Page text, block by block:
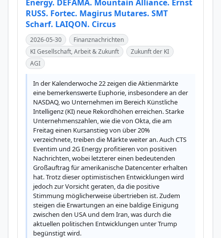
Energy. DEFAMA. Mountain Alliance. Ernst
RUSS. Fortec. Magirus Mutares. SMT
Scharf. LAIQON. Circus
2026-05-30
Finanznachrichten
KI Gesellschaft, Arbeit & Zukunft
Zukunft der KI
AGI
In der Kalenderwoche 22 zeigen die Aktienmärkte
eine bemerkenswerte Euphorie, insbesondere an der
NASDAQ, wo Unternehmen im Bereich Künstliche
Intelligenz (KI) neue Rekordhöhen erreichen. Starke
Unternehmenszahlen, wie die von Okta, die am
Freitag einen Kursanstieg von über 20%
verzeichnete, treiben die Märkte weiter an. Auch CTS
Eventim und 2G Energy profitieren von positiven
Nachrichten, wobei letzterer einen bedeutenden
Großauftrag für amerikanische Datencenter erhalten
hat. Trotz dieser optimistischen Entwicklungen wird
jedoch zur Vorsicht geraten, da die positive
Stimmung möglicherweise übertrieben ist. Zudem
steigen die Erwartungen an eine baldige Einigung
zwischen den USA und dem Iran, was durch die
aktuellen politischen Entwicklungen unter Trump
begünstigt wird.